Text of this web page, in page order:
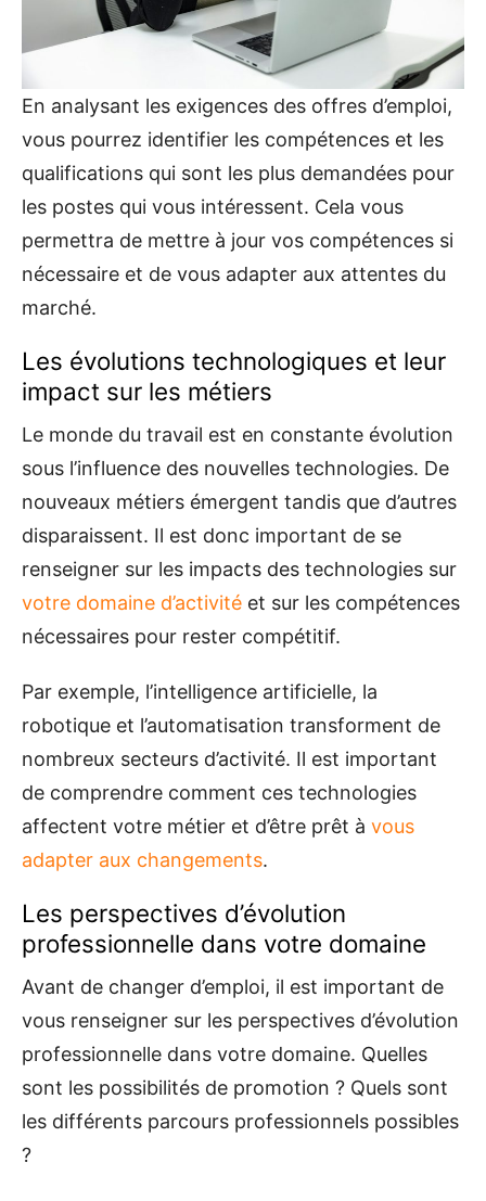
En analysant les exigences des offres d’emploi,
vous pourrez identifier les compétences et les
qualifications qui sont les plus demandées pour
les postes qui vous intéressent. Cela vous
permettra de mettre à jour vos compétences si
nécessaire et de vous adapter aux attentes du
marché.
Les évolutions technologiques et leur
impact sur les métiers
Le monde du travail est en constante évolution
sous l’influence des nouvelles technologies. De
nouveaux métiers émergent tandis que d’autres
disparaissent. Il est donc important de se
renseigner sur les impacts des technologies sur
votre domaine d’activité et sur les compétences
nécessaires pour rester compétitif.
Par exemple, l’intelligence artificielle, la
robotique et l’automatisation transforment de
nombreux secteurs d’activité. Il est important
de comprendre comment ces technologies
affectent votre métier et d’être prêt à vous
adapter aux changements.
Les perspectives d’évolution
professionnelle dans votre domaine
Avant de changer d’emploi, il est important de
vous renseigner sur les perspectives d’évolution
professionnelle dans votre domaine. Quelles
sont les possibilités de promotion ? Quels sont
les différents parcours professionnels possibles
?